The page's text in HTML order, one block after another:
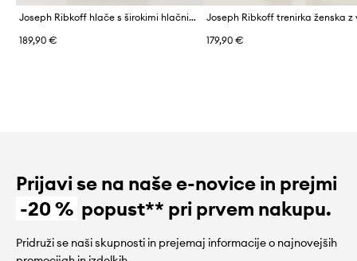
Joseph Ribkoff hlače s širokimi hlačnicami ženske
189,90 €
179,90 €
Prijavi se na naše e-novice in prejmi
-20 % popust** pri prvem nakupu.
Pridruži se naši skupnosti in prejemaj informacije o najnovejših